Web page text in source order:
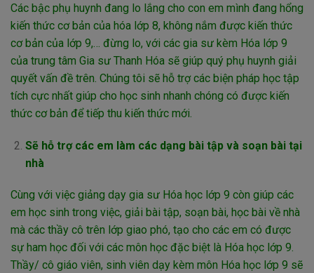
Các bậc phụ huynh đang lo lắng cho con em mình đang hổng
kiến thức cơ bản của hóa lớp 8, không nắm được kiến thức
cơ bản của lớp 9,… đừng lo, với các gia sư kèm Hóa lớp 9
của trung tâm Gia sư Thanh Hóa sẽ giúp quý phụ huynh giải
quyết vấn đề trên. Chúng tôi sẽ hỗ trợ các biện pháp học tập
tích cực nhất giúp cho học sinh nhanh chóng có được kiến
thức cơ bản để tiếp thu kiến thức mới.
Sẽ hỗ trợ các em làm các dạng bài tập và soạn bài tại
nhà
Cùng với việc giảng dạy gia sư Hóa học lớp 9 còn giúp các
em học sinh trong việc, giải bài tập, soạn bài, học bài về nhà
mà các thầy cô trên lớp giao phó, tạo cho các em có được
sự ham học đối với các môn học đặc biệt là Hóa học lớp 9.
Thầy/ cô giáo viên, sinh viên dạy kèm môn Hóa học lớp 9 sẽ